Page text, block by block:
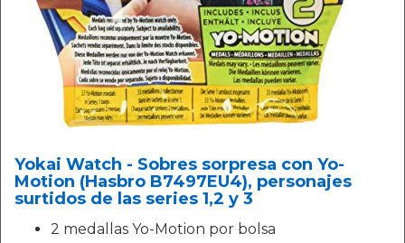
Yokai Watch - Sobres sorpresa con Yo-
Motion (Hasbro B7497EU4), personajes
surtidos de las series 1,2 y 3
2 medallas Yo-Motion por bolsa